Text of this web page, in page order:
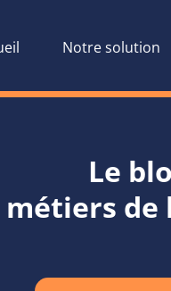
Notre solution
Le
métiers de